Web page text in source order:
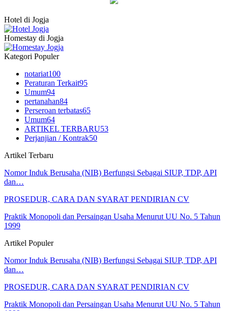
Hotel di Jogja
Homestay di Jogja
Kategori Populer
notariat100
Peraturan Terkait95
Umum94
pertanahan84
Perseroan terbatas65
Umum64
ARTIKEL TERBARU53
Perjanjian / Kontrak50
Artikel Terbaru
Nomor Induk Berusaha (NIB) Berfungsi Sebagai SIUP, TDP, API
dan…
PROSEDUR, CARA DAN SYARAT PENDIRIAN CV
Praktik Monopoli dan Persaingan Usaha Menurut UU No. 5 Tahun
1999
Artikel Populer
Nomor Induk Berusaha (NIB) Berfungsi Sebagai SIUP, TDP, API
dan…
PROSEDUR, CARA DAN SYARAT PENDIRIAN CV
Praktik Monopoli dan Persaingan Usaha Menurut UU No. 5 Tahun